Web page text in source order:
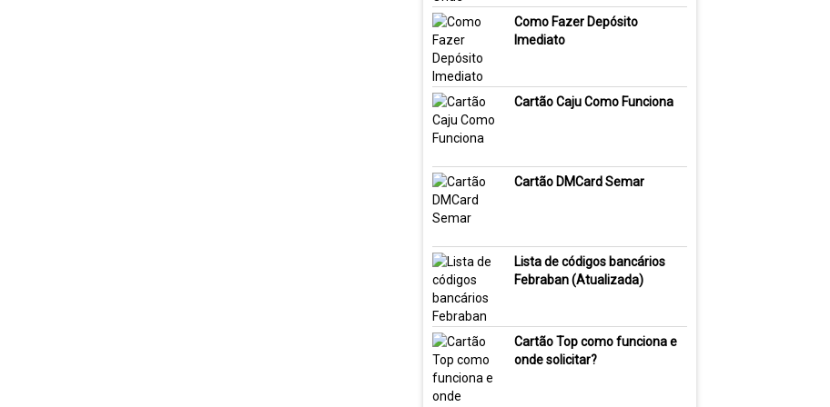
Como Fazer Depósito
Imediato
Cartão Caju Como Funciona
Cartão DMCard Semar
Lista de códigos bancários
Febraban (Atualizada)
Cartão Top como funciona e
onde solicitar?